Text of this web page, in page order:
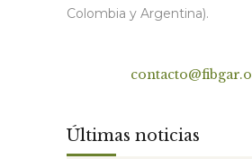
Colombia y Argentina).
Últimas noticias